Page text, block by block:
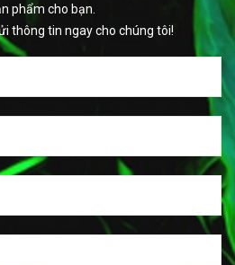
phẩm cho bạn.
thông tin ngay cho chúng tôi!